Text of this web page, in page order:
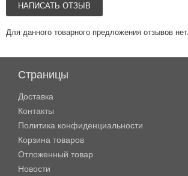
НАПИСАТЬ ОТЗЫВ
Для данного товарного предложения отзывов нет.
Страницы
Доставка
Контакты
Политика конфиденциальности
Корзина товаров
Отложенный товар
Новости